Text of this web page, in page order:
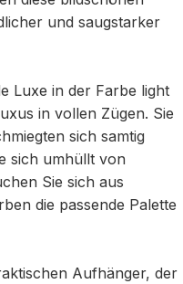
und saugstarker
Luxe in der Farbe light
in vollen Zügen. Sie
sich samtig
sich umhüllt von
Sie sich aus
die passende Palette
Aufhänger, der